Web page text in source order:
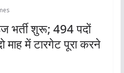
भर्ती शुरू; 494 पदों
माह में टारगेट पूरा करने